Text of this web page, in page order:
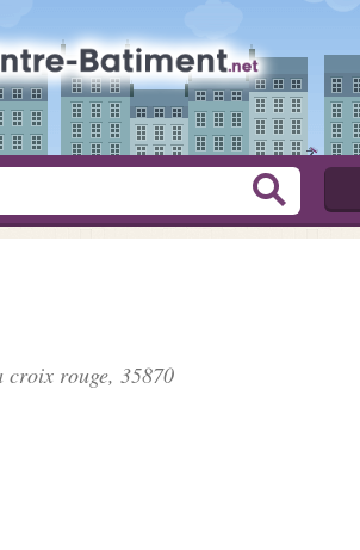
croix rouge, 35870